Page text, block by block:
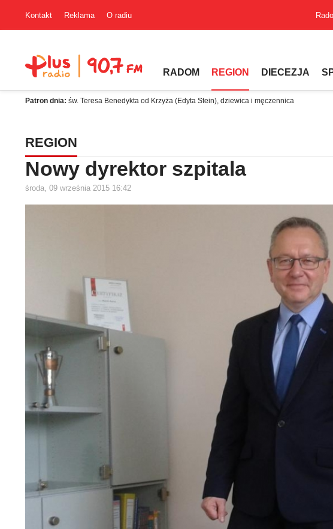
Kontakt Reklama O radiu
RADOM REGION DIECEZJA
Patron dnia: św. Teresa Benedykta od Krzyża (Edyta Stein), dziewica i męczennica
REGION
Nowy dyrektor szpitala
środa, 09 września 2015 16:42